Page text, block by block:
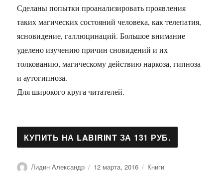
Сделаны попытки проанализировать проявления
таких магических состояний человека, как телепатия,
ясновидение, галлюцинаций. Большое внимание
уделено изучению причин сновидений и их
толкованию, магическому действию наркоза, гипноза
и аутогипноза.
Для широкого круга читателей.
Автор
Лидин Александр Опубликовано
12 марта, 2016 Рубрики
Книги